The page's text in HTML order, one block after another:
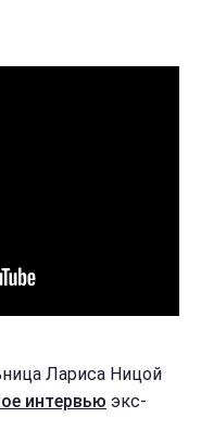
Лариса Ницой
интервью экс-